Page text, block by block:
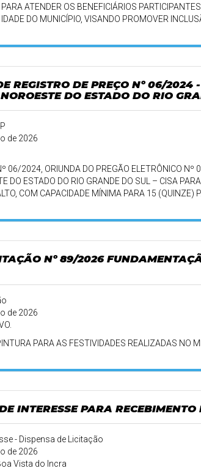
ATENDER OS BENEFICIÁRIOS
DO MUNICÍPIO, VISANDO PROMOVER
REGISTRO DE PREÇO Nº 06/2024
DO ESTADO DO RIO
de 2026
06/2024, ORIUNDA DO PREGÃO ELETRÔNICO
DO ESTADO DO RIO GRANDE DO SUL – CISA
COM CAPACIDADE MÍNIMA PARA 15 (QUINZE)
VISTA DO INCRA/RS.
Nº 89/2026
de 2026
PARA AS FESTIVIDADES REALIZADAS NO
INTERESSE PARA RECEBIMENTO
- Dispensa de Licitação
de 2026
Vista do Incra